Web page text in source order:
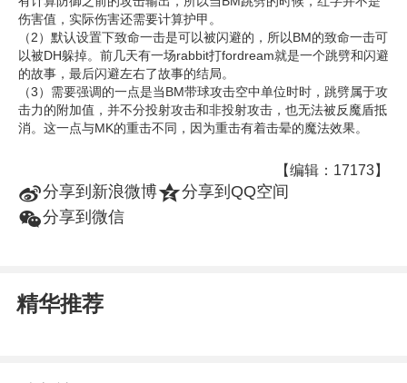
伤害值，实际伤害还需要计算护甲。
（2）默认设置下致命一击是可以被闪避的，所以BM的致命一击可
以被DH躲掉。前几天有一场rabbit打fordream就是一个跳劈和闪避
的故事，最后闪避左右了故事的结局。
（3）需要强调的一点是当BM带球攻击空中单位时时，跳劈属于攻
击力的附加值，并不分投射攻击和非投射攻击，也无法被反魔盾抵
消。这一点与MK的重击不同，因为重击有着击晕的魔法效果。
【编辑：17173】
t分享到新浪微博z分享到QQ空间
w分享到微信
精华推荐